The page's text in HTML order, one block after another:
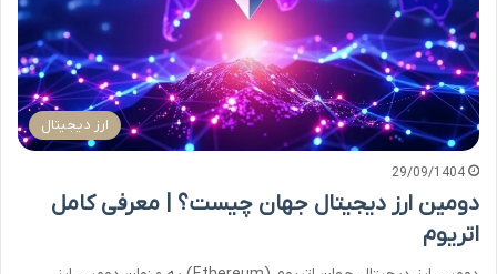
ارز دیجیتال
29/09/1404
دومین ارز دیجیتال جهان چیست؟ | معرفی کامل
اتریوم